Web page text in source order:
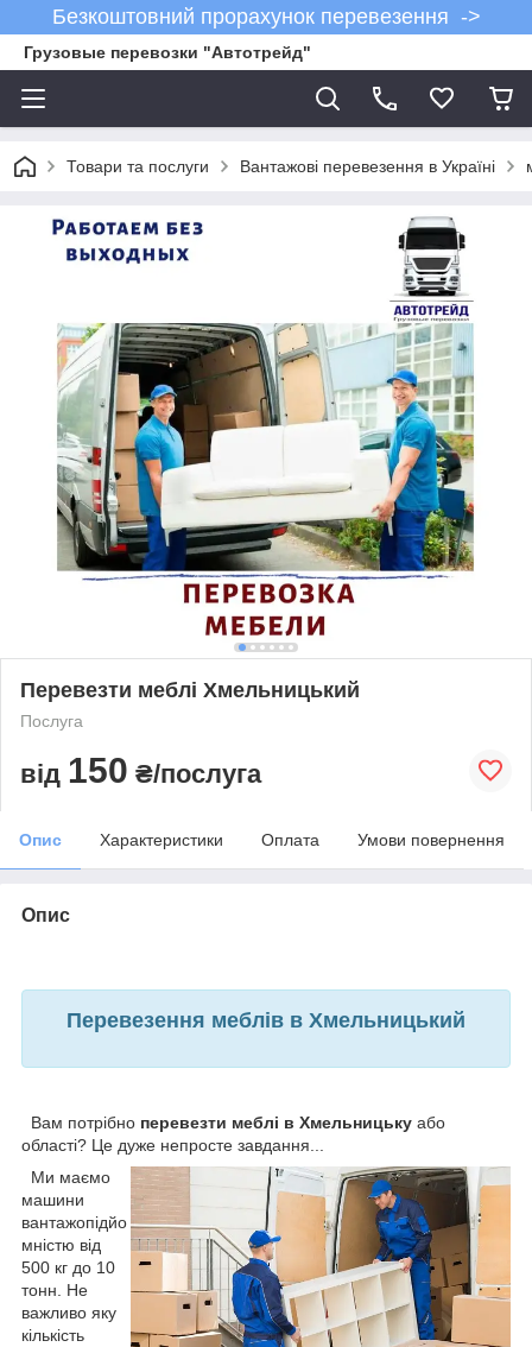
Безкоштовний прорахунок перевезення ->
Грузовые перевозки "Автотрейд"
Товари та послуги Вантажові перевезення в Україні
Перевезти меблі Хмельницький
Послуга
від 150 ₴/послуга
Опис Характеристики Оплата Умови повернення
Опис
Перевезення меблів в Хмельницький
Вам потрібно перевезти меблі в Хмельницьку або
області? Це дуже непросте завдання...
Ми маємо
машини
вантажопідйо
мністю від
500 кг до 10
тонн. Не
важливо яку
кількість